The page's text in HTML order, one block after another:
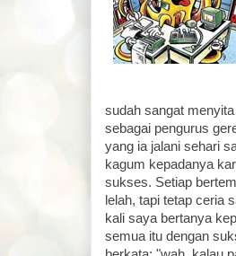
sudah sangat
sebagai pengurus
yang ia jalani sehari
kagum kepadanya
sukses. Setiap
lelah, tapi tetap ceria
kali saya bertanya
semua itu dengan